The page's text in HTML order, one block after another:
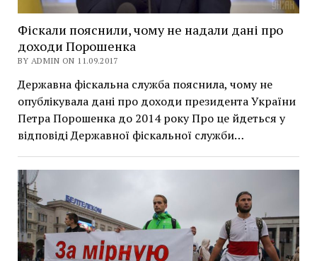
Фіскали пояснили, чому не надали дані про
доходи Порошенка
BY ADMIN ON 11.09.2017
Державна фіскальна служба пояснила, чому не
опублікувала дані про доходи президента України
Петра Порошенка до 2014 року Про це йдеться у
відповіді Державної фіскальної служби…